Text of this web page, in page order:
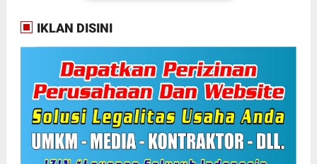
IKLAN DISINI